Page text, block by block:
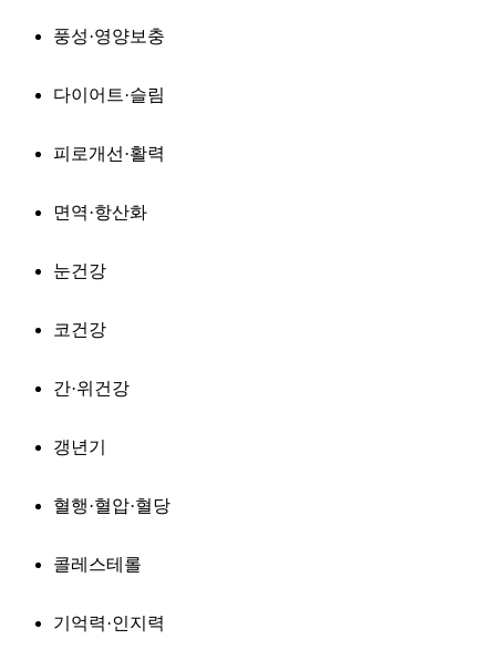
풍성·영양보충
다이어트·슬림
피로개선·활력
면역·항산화
눈건강
코건강
간·위건강
갱년기
혈행·혈압·혈당
콜레스테롤
기억력·인지력